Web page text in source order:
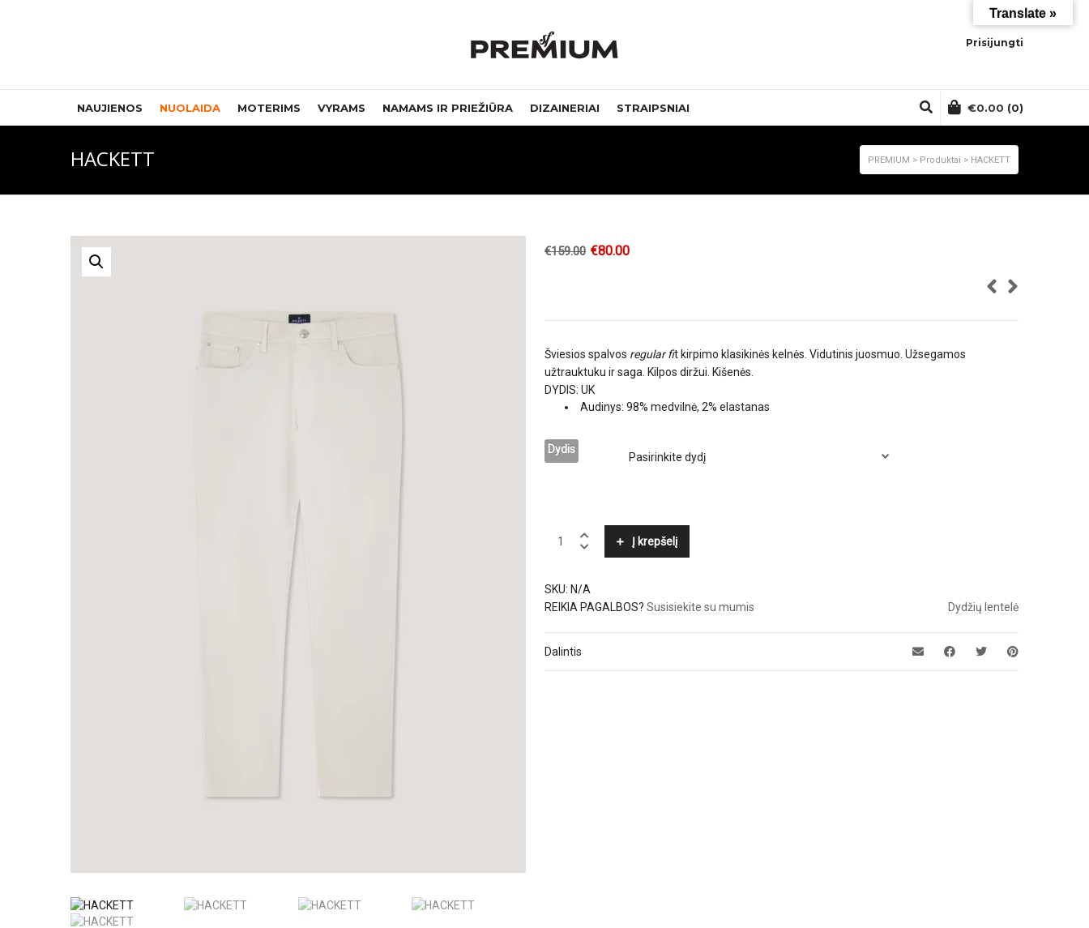
Prisijungti
NAUJIENOS NUOLAIDA MOTERIMS VYRAMS NAMAMS IR PRIEŽIŪRA DIZAINERIAI STRAIPSNIAI €0.00 (0)
HACKETT PREMIUM > Produktai > HACKETT
€159.00 €80.00
Šviesios spalvos regular fit kirpimo klasikinės kelnės. Vidutinis juosmuo. Užsegamos
užtrauktuku ir saga. Kilpos diržui. Kišenės.
DYDIS: UK
Audinys: 98% medvilnė, 2% elastanas
Dydis
HACKETT
quantity
Į krepšelį
SKU: N/A
REIKIA PAGALBOS? Susisiekite su mumis Dydžių lentelė
Dalintis
Translate »